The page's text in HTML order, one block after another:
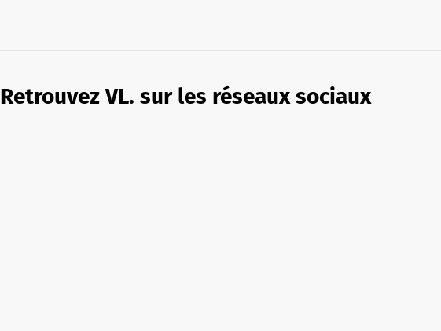
Retrouvez VL. sur les réseaux sociaux